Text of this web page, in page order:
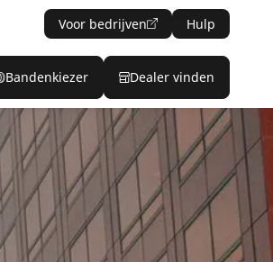
Voor bedrijven Hulp
Bandenkiezer Dealer vinden